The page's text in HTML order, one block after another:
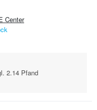
Center
2.14 Pfand